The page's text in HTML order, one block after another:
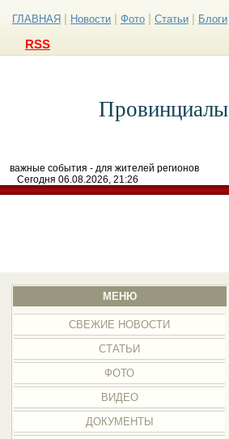
ГЛАВНАЯ Новости Фото Статьи Блоги
RSS
Провинциалы
важные события - для жителей регионов
Сегодня 06.08.2026, 21:26
МЕНЮ
СВЕЖИЕ НОВОСТИ
СТАТЬИ
ФОТО
ВИДЕО
ДОКУМЕНТЫ